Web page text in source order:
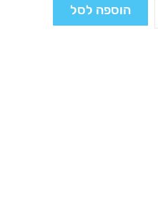
הוספה לסל